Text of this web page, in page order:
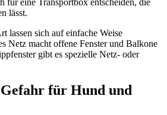
für eine Transportbox entscheiden, die
lässt.
lassen sich auf einfache Weise
Netz macht offene Fenster und Balkone
gibt es spezielle Netz- oder
für Hund und